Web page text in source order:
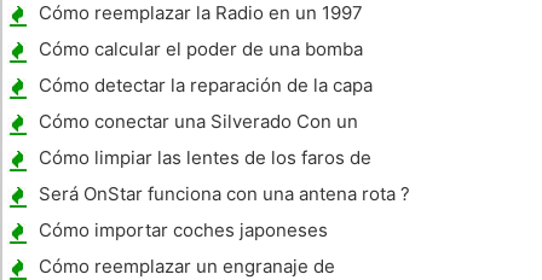
Cómo reemplazar la Radio en un 1997
Toyota Camry
Cómo calcular el poder de una bomba
alternativa
Cómo detectar la reparación de la capa
base de pintura y de la capa del claro
Cómo conectar una Silverado Con un
Paquete de Remolque
Cómo limpiar las lentes de los faros de
coches
Será OnStar funciona con una antena rota ?
Cómo importar coches japoneses
Cómo reemplazar un engranaje de